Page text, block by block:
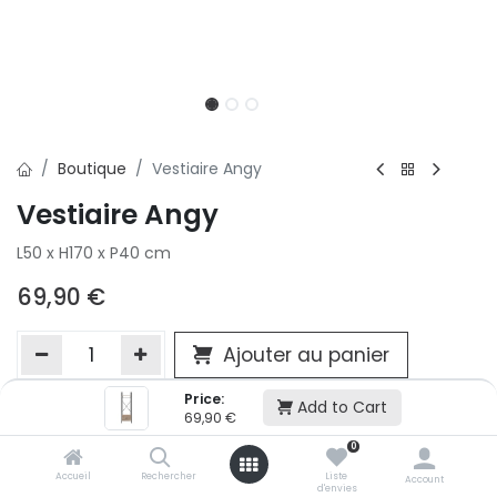
Price:
69,90 € Add to Cart
Accueil Rechercher
0
Liste
d'envies
Account
Boutique Vestiaire Angy
Vestiaire Angy
L50 x H170 x P40 cm
69,90 €
Ajouter au panier
Ajouter à la liste d'envie
Si vous ne pouvez pas ajouter cet article dans votre panier
victime de son succès et momentanément indisponible.